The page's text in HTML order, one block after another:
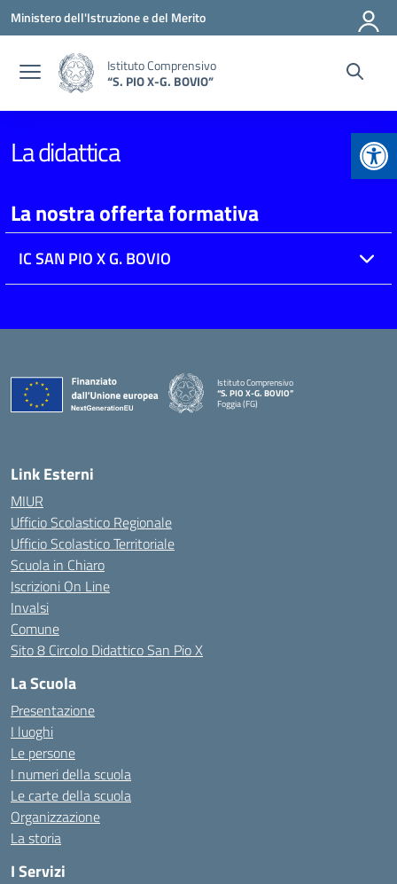
Vai ai contenuti
Vai al menu di navigazione
Vai al footer
Ministero dell'Istruzione e del Merito
Istituto Comprensivo
“S. PIO X-G. BOVIO”
La didattica
La nostra offerta formativa
IC SAN PIO X G. BOVIO
Istituto Comprensivo
“S. PIO X-G. BOVIO”
Foggia (FG)
— Visita la pagina iniziale della scuola
Link Esterni
MIUR
Ufficio Scolastico Regionale
Ufficio Scolastico Territoriale
Scuola in Chiaro
Iscrizioni On Line
Invalsi
Comune
Sito 8 Circolo Didattico San Pio X
La Scuola
Presentazione
I luoghi
Le persone
I numeri della scuola
Le carte della scuola
Organizzazione
La storia
I Servizi